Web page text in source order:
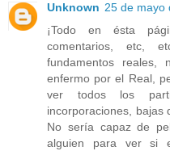
Unknown 25 de mayo
¡Todo en ésta
comentarios, etc,
fundamentos reales,
enfermo por el Real,
ver todos los
incorporaciones, bajas
No sería capaz de
alguien para ver si